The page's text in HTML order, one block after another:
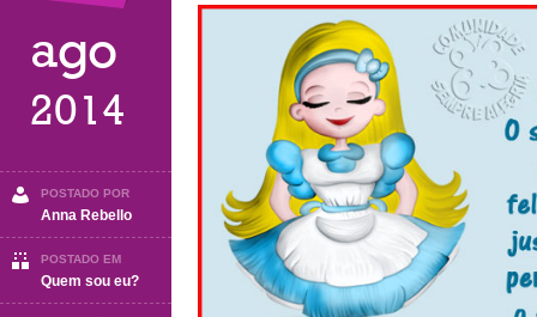
ago
2014
POSTADO POR
Anna Rebello
POSTADO EM
Quem sou eu?